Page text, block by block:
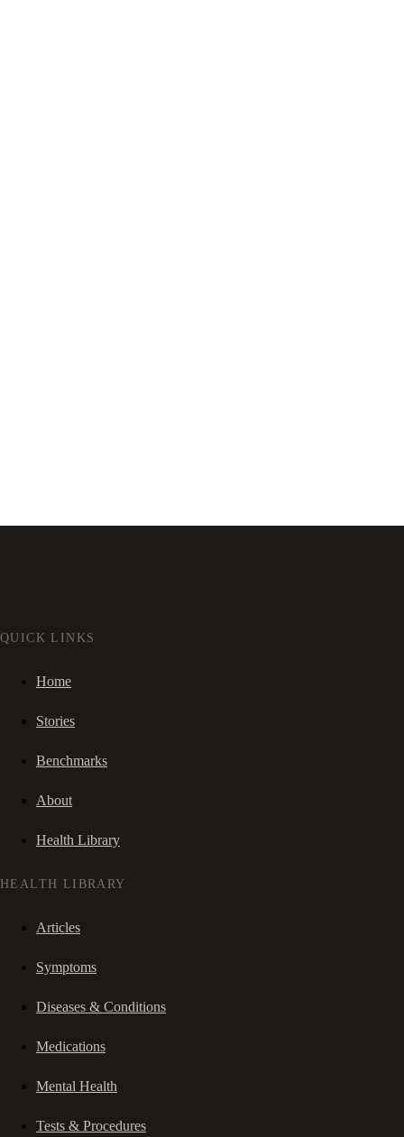
QUICK LINKS
Home
Stories
Benchmarks
About
Health Library
HEALTH LIBRARY
Articles
Symptoms
Diseases & Conditions
Medications
Mental Health
Tests & Procedures